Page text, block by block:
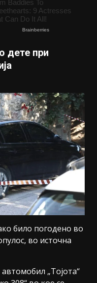
дете при
било погодено во
во источна
„Тојота“